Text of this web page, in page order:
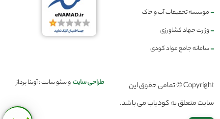
موسسه تحقیقات آب و خاک
وزارت جهاد کشاورزی
سامانه جامع مواد کودی
Copyright © تمامی حقوق این
سایت متعلق به کودیاب می باشد.
طراحی سایتو سئو سایت : آوینا پرداز